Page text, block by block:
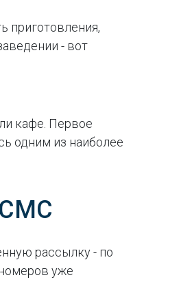
приготовления,
- вот
кафе. Первое
одним из наиболее
СМС
рассылку - по
уже